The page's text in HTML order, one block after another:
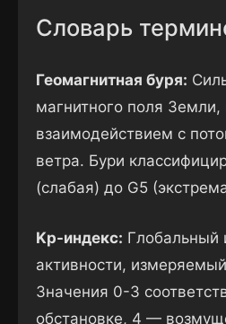
Словарь
Геомагнитная буря:
магнитного поля Земли,
взаимодействием с
ветра. Бури
(слабая) до G5
Kp-индекс: Глобальный
активности,
Значения 0-3
обстановке, 4 —